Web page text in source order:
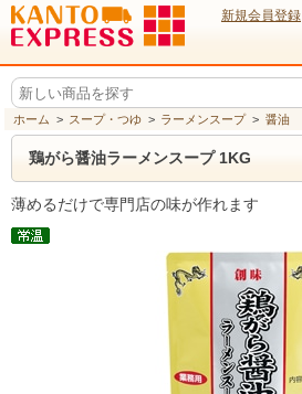
新規会員登録
ホーム > スープ・つゆ > ラーメンスープ > 醤油
鶏がら醤油ラーメンスープ 1KG
薄めるだけで専門店の味が作れます